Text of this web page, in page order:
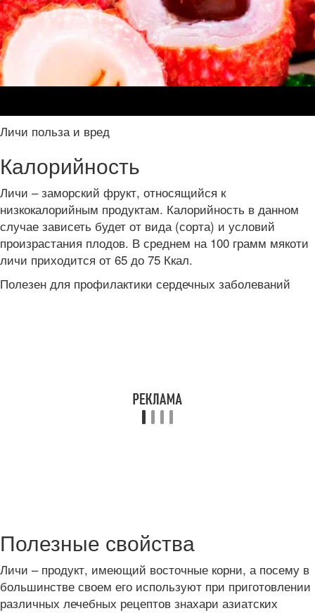
Личи польза и вред
Калорийность
Личи – заморский фрукт, относящийся к
низкокалорийным продуктам. Калорийность в данном
случае зависеть будет от вида (сорта) и условий
произрастания плодов. В среднем на 100 грамм мякоти
личи приходится от 65 до 75 Ккал.
Полезен для профилактики сердечных заболеваний
Полезные свойства
Личи – продукт, имеющий восточные корни, а посему в
большинстве своем его используют при приготовлении
различных лечебных рецептов знахари азиатских